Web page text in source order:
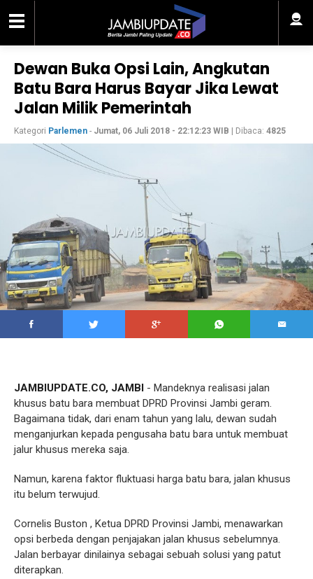
Dewan Buka Opsi Lain, Angkutan
Batu Bara Harus Bayar Jika Lewat
Jalan Milik Pemerintah
Kategori Parlemen - Jumat, 06 Juli 2018 - 22:12:23 WIB | Dibaca: 4825
JAMBIUPDATE.CO, JAMBI - Mandeknya realisasi jalan
khusus batu bara membuat DPRD Provinsi Jambi geram.
Bagaimana tidak, dari enam tahun yang lalu, dewan sudah
menganjurkan kepada pengusaha batu bara untuk membuat
jalur khusus mereka saja.
Namun, karena faktor fluktuasi harga batu bara, jalan khusus
itu belum terwujud.
Cornelis Buston , Ketua DPRD Provinsi Jambi, menawarkan
opsi berbeda dengan penjajakan jalan khusus sebelumnya.
Jalan berbayar dinilainya sebagai sebuah solusi yang patut
diterapkan.